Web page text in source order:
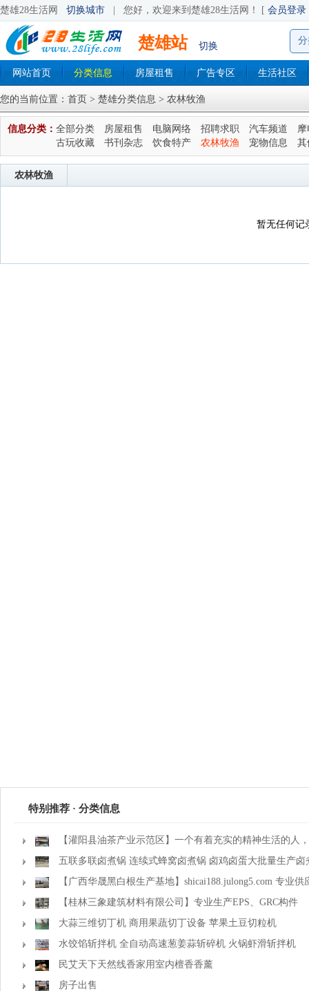
楚雄28生活网 切换城市 您好，欢迎来到楚雄28生活网！ [ 会员登录
楚雄站 切换
网站首页 分类信息 房屋租售 广告专区 生活社区
您的当前位置： 首页 > 楚雄分类信息 > 农林牧渔
信息分类： 全部分类 房屋租售 电脑网络 招聘求职 汽车频道
古玩收藏
书刊杂志 饮食特产 农林牧渔 宠物信息 其
农林牧渔
暂无任何记
特别推荐 · 分类信息
【灌阳县油茶产业示范区】一个有着充实的精神生活的人
一种淡泊的态度五联多联卤煮锅 连续式蜂窝卤煮锅 卤鸡卤蛋大批量生产卤
【广西华晟黑白根生产基地】shicai188.julong5.com 专业
镶玉
【桂林三象建筑材料有限公司】专业生产EPS、GRC构件
大蒜三维切丁机 商用果蔬切丁设备 苹果土豆切粒机
水饺馅斩拌机 全自动高速葱姜蒜斩碎机 火锅虾滑斩拌机
民艾天下天然线香家用室内檀香香薰
房子出售